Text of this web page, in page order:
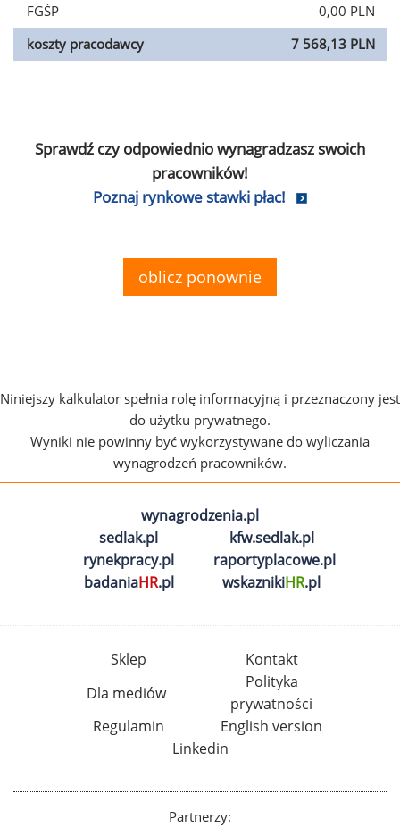
FGŚP
0,00 PLN
koszty pracodawcy
7 568,13 PLN
Sprawdź czy odpowiednio wynagradzasz swoich
pracowników!
Poznaj rynkowe stawki płac!
oblicz ponownie
Niniejszy kalkulator spełnia rolę informacyjną i przeznaczony jest
do użytku prywatnego.
Wyniki nie powinny być wykorzystywane do wyliczania
wynagrodzeń pracowników.
wynagrodzenia.pl
sedlak.pl
kfw.sedlak.pl
rynekpracy.pl
raportyplacowe.pl
badaniaHR.pl wskaznikiHR.pl
Sklep
Kontakt
Dla mediów
Polityka
prywatności
Regulamin
English version
Linkedin
Partnerzy: